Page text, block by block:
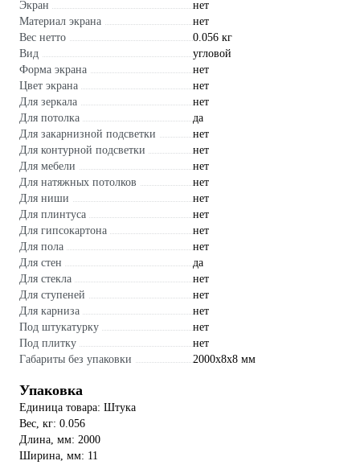
Экран
нет
Материал экрана
нет
Вес нетто
0.056 кг
Вид
угловой
Форма экрана
нет
Цвет экрана
нет
Для зеркала
нет
Для потолка
да
Для закарнизной подсветки
нет
Для контурной подсветки
нет
Для мебели
нет
Для натяжных потолков
нет
Для ниши
нет
Для плинтуса
нет
Для гипсокартона
нет
Для пола
нет
Для стен
да
Для стекла
нет
Для ступеней
нет
Для карниза
нет
Под штукатурку
нет
Под плитку
нет
Габариты без упаковки
2000х8х8 мм
Упаковка
Единица товара: Штука
Вес, кг: 0.056
Длина, мм: 2000
Ширина, мм: 11